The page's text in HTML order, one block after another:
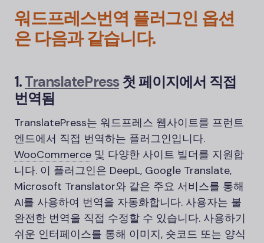
워드프레스번역 플러그인 옵션
은 다음과 같습니다.
1.TranslatePress첫 페이지에서 직접
번역됨
TranslatePress는 워드프레스 웹사이트를 프런트
엔드에서 직접 번역하는 플러그인입니다.
WooCommerce 및 다양한 사이트 빌더를 지원합
니다. 이 플러그인은 DeepL, Google Translate,
Microsoft Translator와 같은 주요 서비스를 통해
AI를 사용하여 번역을 자동화합니다. 사용자는 불
완전한 번역을 직접 수정할 수 있습니다. 사용하기
쉬운 인터페이스를 통해 이미지, 숏코드 또는 양식